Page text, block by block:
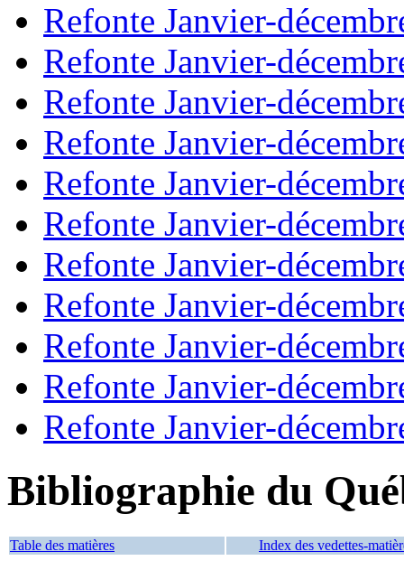
Refonte Janvier-
Refonte Janvier-
Refonte Janvier-
Refonte Janvier-
Refonte Janvier-
Refonte Janvier-
Refonte Janvier-
Refonte Janvier-
Refonte Janvier-
Refonte Janvier-
Refonte Janvier-
Bibliographie du
Table des matières Index des vedettes-